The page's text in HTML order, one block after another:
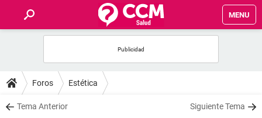
MENU
FOROS
SALUD
Foros Estética
Tema Anterior Siguiente Tema